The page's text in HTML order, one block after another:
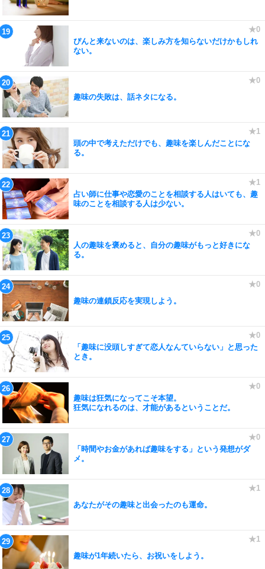
ぴんと来ないのは、楽しみ方を知らないだけかもしれ
ない。
趣味の失敗は、話ネタになる。
頭の中で考えただけでも、趣味を楽しんだことにな
る。
占い師に仕事や恋愛のことを相談する人はいても、趣
味のことを相談する人は少ない。
人の趣味を褒めると、自分の趣味がもっと好きにな
る。
趣味の連鎖反応を実現しよう。
「趣味に没頭しすぎて恋人なんていらない」と思った
とき。
趣味は狂気になってこそ本望。
狂気になれるのは、才能があるということだ。
「時間やお金があれば趣味をする」という発想がダ
メ。
あなたがその趣味と出会ったのも運命。
趣味が1年続いたら、お祝いをしよう。